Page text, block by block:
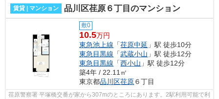
賃貸 | マンション 品川区荏原６丁目のマンション
敷0
10.5万円
東急池上線 「荏原中延 」駅 徒歩10分
東急目黒線 「武蔵小山 」駅 徒歩12分
東急目黒線 「西小山 」駅 徒歩12分
築4年 / 22.11㎡
東京都品川区荏原６丁目
荏原警察署 平塚橋交番が家から307mのところにあります。2駅利用可能で利